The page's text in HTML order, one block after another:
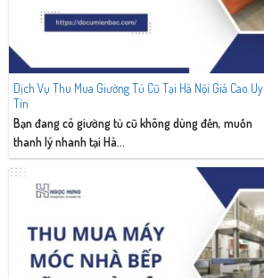
Dịch Vụ Thu Mua Giường Tủ Cũ Tại Hà Nội Giá Cao Uy
Tín
Bạn đang có giường tủ cũ không dùng đến, muốn
thanh lý nhanh tại Hà...